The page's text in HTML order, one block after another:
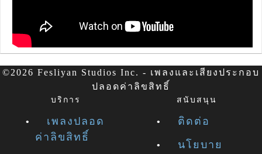
©2026 Fesliyan Studios Inc. - เพลงและเสียงประกอบ
ปลอดค่าลิขสิทธิ์
บริการ
เพลงปลอด
ค่าลิขสิทธิ์
สนับสนุน
ติดต่อ
นโยบาย